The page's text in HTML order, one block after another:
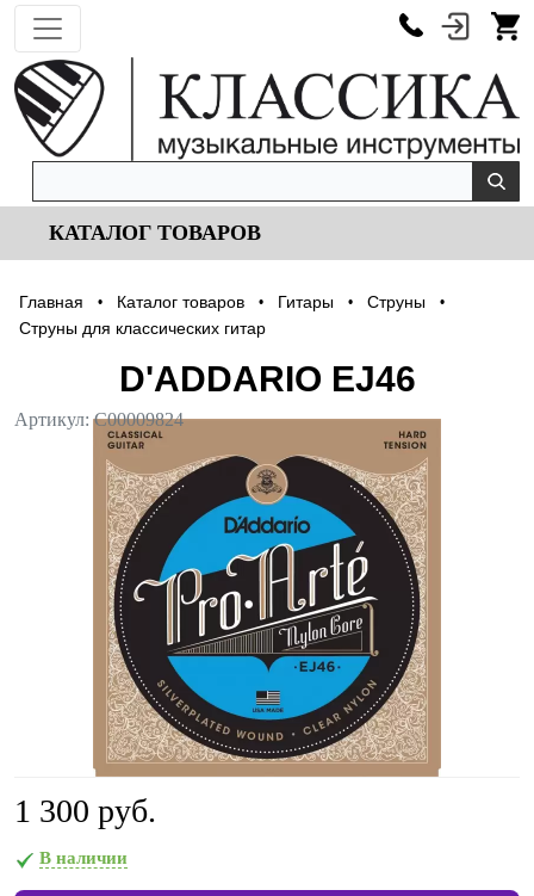
КАТАЛОГ ТОВАРОВ
Главная • Каталог товаров • Гитары • Струны •
Струны для классических гитар
D'ADDARIO EJ46
Артикул:С00009824
1 300 руб.
В наличии